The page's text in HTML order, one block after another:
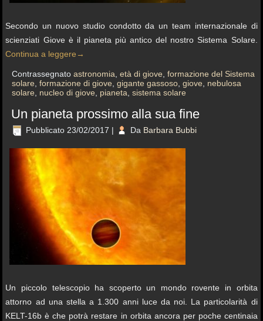
Secondo un nuovo studio condotto da un team internazionale di
scienziati Giove è il pianeta più antico del nostro Sistema Solare.
Continua a leggere →
Contrassegnato astronomia ,età di giove ,formazione del Sistema
solare ,formazione di giove ,gigante gassoso ,giove
nebulosa
solare
nucleo di giove pianeta ,sistema solare
Un pianeta prossimo alla sua fine
Pubblicato 23/02/2017 | Da Barbara Bubbi
Un piccolo telescopio ha scoperto un mondo rovente in orbita
attorno ad una stella a 1.300 anni luce da noi. La particolarità di
KELT-16b è che potrà restare in orbita ancora per poche centinaia